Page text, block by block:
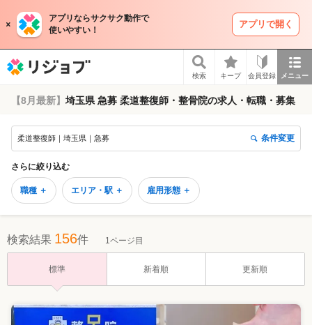
アプリならサクサク動作で
使いやすい！
アプリで開く
検索 キープ 会員登録 メニュー
【8月最新】 埼玉県 急募 柔道整復師・整骨院の求人・転職・募集
柔道整復師｜埼玉県｜急募 条件変更
さらに絞り込む
職種 ＋ エリア・駅 ＋ 雇用形態 ＋
検索結果 156件 1ページ目
標準 新着順 更新順